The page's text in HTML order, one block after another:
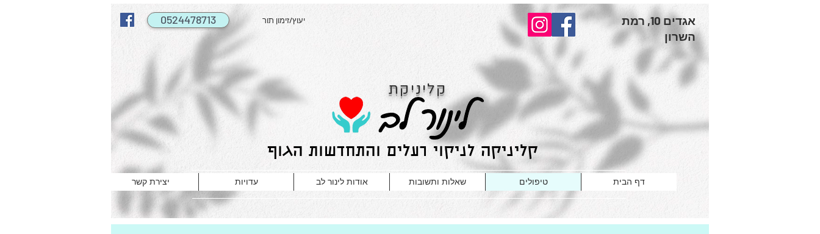
0524478713 יעוץ/זימון תור
קליניקת
אגדים 10, רמת
השרון
קליניקה לניקוי רעלים והתחדשות הגוף
דף הבית טיפולים שאלות ותשובות אודות לינור לב עדויות יצירת קשר